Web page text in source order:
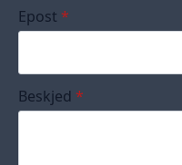
Epost *
Beskjed *